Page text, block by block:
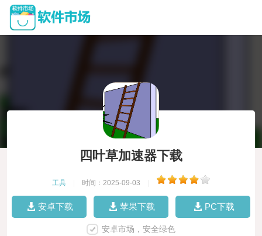
四叶草加速器下载
工具 时间：2025-09-03
安卓下载 苹果下载 PC下载
安卓市场，安全绿色